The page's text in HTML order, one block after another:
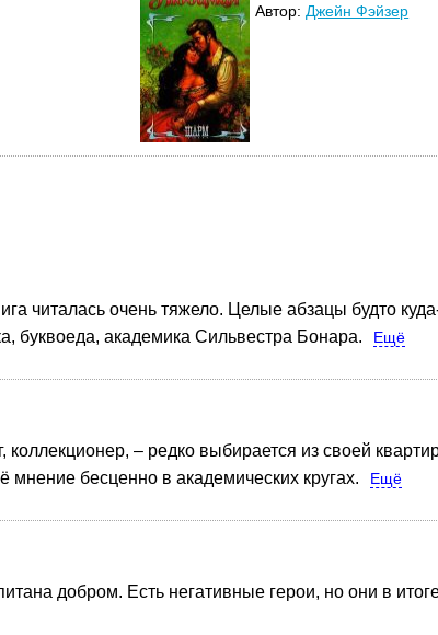
Автор: Джейн Фэйзер
читалась очень тяжело. Целые абзацы будто
буквоеда, академика Сильвестра Бонара. Ещё
– редко выбирается из своей
бесценно в академических кругах.
Ещё
добром. Есть негативные герои, но они в